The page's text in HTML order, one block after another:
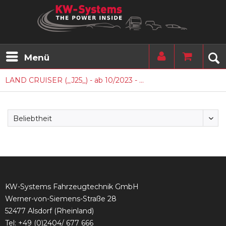
Menü
LAND CRUISER (_J25_) - ab 10/2023 - ...
KW-Systems Fahrzeugtechnik GmbH
Werner-von-Siemens-Straße 28
52477 Alsdorf (Rheinland)
Tel: +49 (0)2404/ 677 666